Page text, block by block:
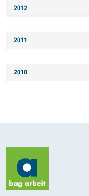
2012
2011
2010